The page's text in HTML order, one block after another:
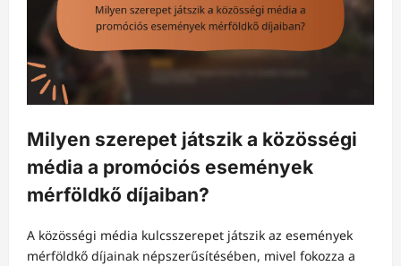
Milyen szerepet játszik a közösségi
média a promóciós események
mérföldkő díjaiban?
A közösségi média kulcsszerepet játszik az események
mérföldkő díjainak népszerűsítésében, mivel fokozza a